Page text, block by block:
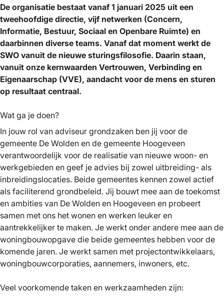
De organisatie bestaat vanaf 1 januari 2025 uit een
tweehoofdige directie, vijf netwerken (Concern,
Informatie, Bestuur, Sociaal en Openbare Ruimte) en
daarbinnen diverse teams. Vanaf dat moment werkt de
SWO vanuit de nieuwe sturingsfilosofie. Daarin staan,
vanuit onze kernwaarden Vertrouwen, Verbinding en
Eigenaarschap (VVE), aandacht voor de mens en sturen
op resultaat centraal.
Wat ga je doen?
In jouw rol van adviseur grondzaken ben jij voor de
gemeente De Wolden en de gemeente Hoogeveen
verantwoordelijk voor de realisatie van nieuwe woon- en
werkgebieden en geef je advies bij zowel uitbreiding- als
inbreidingslocaties. Beide gemeentes kennen zowel actief
als faciliterend grondbeleid. Jij bouwt mee aan de toekomst
en ambities van De Wolden en Hoogeveen en probeert
samen met ons het wonen en werken leuker en
aantrekkelijker te maken. Je werkt onder andere mee aan de
woningbouwopgave die beide gemeentes hebben voor de
komende jaren. Je werkt samen met projectontwikkelaars,
woningbouwcorporaties, aannemers, inwoners, etc.
Veel voorkomende taken en werkzaamheden zijn: